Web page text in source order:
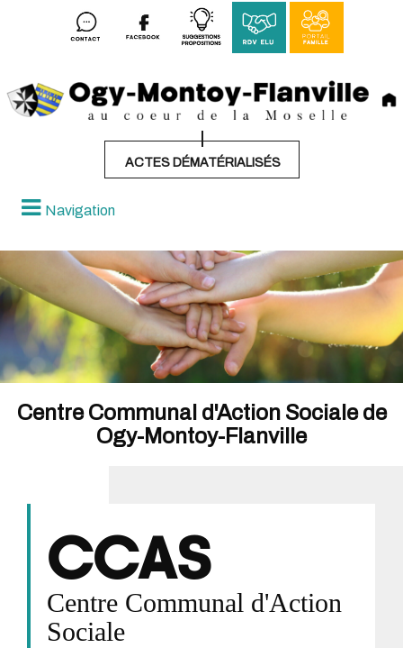
ACTES DÉMATÉRIALISÉS
Navigation
Centre Communal d'Action Sociale de
Ogy-Montoy-Flanville
CCAS
Centre Communal d'Action
Sociale